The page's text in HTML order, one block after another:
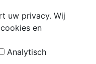
uw privacy. Wij
en
Analytisch